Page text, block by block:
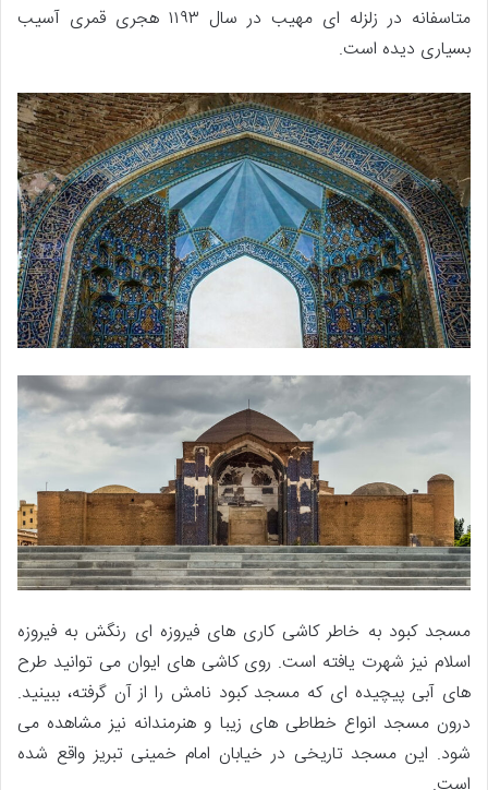
متاسفانه در زلزله ای مهیب در سال ۱۱۹۳ هجری قمری آسیب
بسیاری دیده است.
مسجد کبود به خاطر کاشی کاری های فیروزه ای رنگش به فیروزه
اسلام نیز شهرت یافته است. روی کاشی های ایوان می توانید طرح
های آبی پیچیده ای که مسجد کبود نامش را از آن گرفته، ببینید.
درون مسجد انواع خطاطی های زیبا و هنرمندانه نیز مشاهده می
شود. این مسجد تاریخی در خیابان امام خمینی تبریز واقع شده